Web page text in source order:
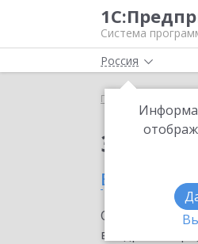
Система
Россия
Главная
в
Ознакомьтесь
внедрение